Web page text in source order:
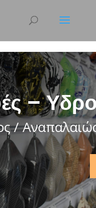
–
/